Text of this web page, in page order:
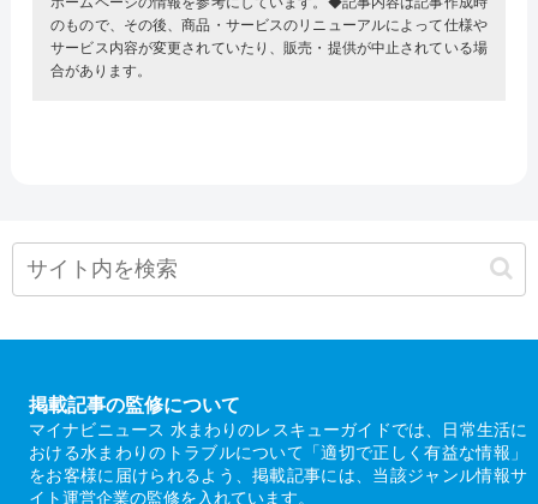
のもので、その後、商品・サービスのリニューアルによって仕様や
サービス内容が変更されていたり、販売・提供が中止されている場
合があります。
掲載記事の監修について
マイナビニュース 水まわりのレスキューガイドでは、日常生活に
おける水まわりのトラブルについて「適切で正しく有益な情報」
をお客様に届けられるよう、掲載記事には、当該ジャンル情報サ
イト運営企業の監修を入れています。